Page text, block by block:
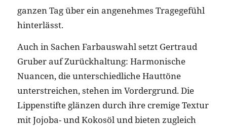
ganzen Tag über ein angenehmes Tragegefühl
hinterlässt.
Auch in Sachen Farbauswahl setzt Gertraud
Gruber auf Zurückhaltung: Harmonische
Nuancen, die unterschiedliche Hauttöne
unterstreichen, stehen im Vordergrund. Die
Lippenstifte glänzen durch ihre cremige Textur
mit Jojoba- und Kokosöl und bieten zugleich